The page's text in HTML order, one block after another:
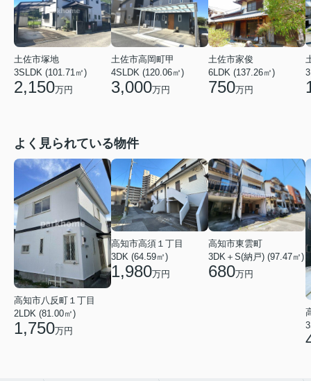
土佐市塚地
3SLDK (101.71㎡)
2,150万円
土佐市高岡町甲
4SLDK (120.06㎡)
3,000万円
土佐市家俊
6LDK (137.26㎡)
750万円
よく見られている物件
高知市八反町１丁目
2LDK (81.00㎡)
1,750万円
高知市高須１丁目
3DK (64.59㎡)
1,980万円
高知市東雲町
3DK＋S(納戸) (97.47㎡)
680万円